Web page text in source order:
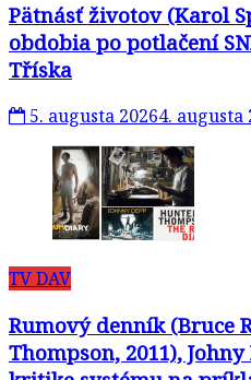
Pätnásť životov (Karol
obdobia po potlačení
Tříska
5. augusta 20264. augusta
TV DAV
Rumový denník (Bruce
Thompson, 2011),